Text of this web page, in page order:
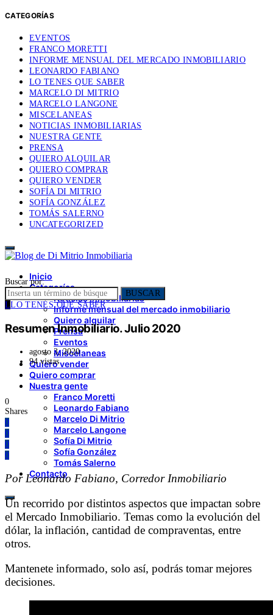
CATEGORÍAS
EVENTOS
FRANCO MORETTI
INFORME MENSUAL DEL MERCADO INMOBILIARIO
LEONARDO FABIANO
LO TENES QUE SABER
MARCELO DI MITRIO
MARCELO LANGONE
MISCELANEAS
NOTICIAS INMOBILIARIAS
NUESTRA GENTE
PRENSA
QUIERO ALQUILAR
QUIERO COMPRAR
QUIERO VENDER
SOFÍA DI MITRIO
SOFÍA GONZÁLEZ
TOMÁS SALERNO
UNCATEGORIZED
Inicio
Categorías
Noticias inmobiliarias
Informe mensual del mercado inmobiliario
Quiero alquilar
Prensa
Eventos
Miscelaneas
Quiero vender
Quiero comprar
Nuestra gente
Franco Moretti
Leonardo Fabiano
Marcelo Di Mitrio
Marcelo Langone
Sofía Di Mitrio
Sofía González
Tomás Salerno
Contacto
Buscar por:
BUSCAR
LLO TENES QUE SABER
Resumen Inmobiliario. Julio 2020
agosto 3, 2020
94 vistas
0
Shares
0
0
0
0
Por Leonardo Fabiano, Corredor Inmobiliario
Un recorrido por distintos aspectos que impactan sobre
el Mercado Inmobiliario. Temas como la evolución del
dólar, la inflación, cantidad de compraventas, entre
otros.
Mantenete informado, solo así, podrás tomar mejores
decisiones.